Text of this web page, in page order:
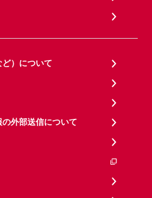
）について
外部送信について